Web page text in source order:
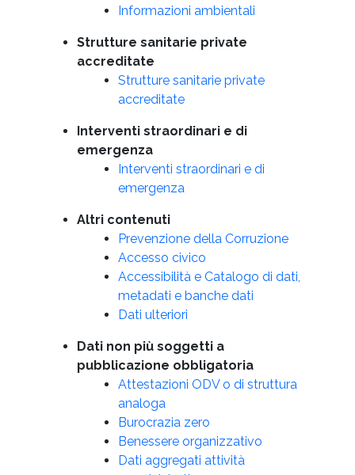
Informazioni ambientali
Strutture sanitarie private
accreditate
Strutture sanitarie private
accreditate
Interventi straordinari e di
emergenza
Interventi straordinari e di
emergenza
Altri contenuti
Prevenzione della Corruzione
Accesso civico
Accessibilità e Catalogo di dati,
metadati e banche dati
Dati ulteriori
Dati non più soggetti a
pubblicazione obbligatoria
Attestazioni ODV o di struttura
analoga
Burocrazia zero
Benessere organizzativo
Dati aggregati attività